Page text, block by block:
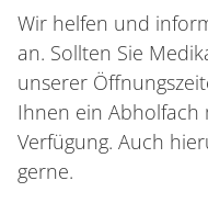
Wir helfen und
an. Sollten Sie
unserer
Ihnen ein Abholfach
Verfügung. Auch
gerne.